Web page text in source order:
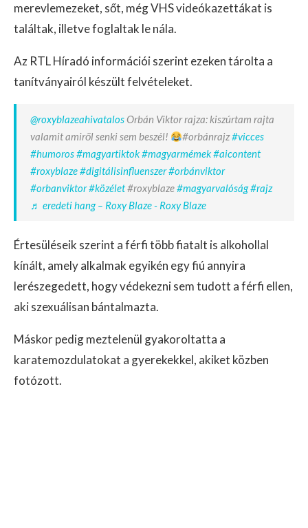
merevlemezeket, sőt, még VHS videókazettákat is
találtak, illetve foglaltak le nála.
Az RTL Híradó információi szerint ezeken tárolta a
tanítványairól készült felvételeket.
@roxyblazeahivatalosOrbán Viktor rajza: kiszúrtam rajta
valamit amiről senki sem beszél!
#orbánrajz#vicces
#humoros#magyartiktok#magyarmémek#aicontent
#roxyblaze#digitálisinfluenszer#orbánviktor
#orbanviktor#közélet#roxyblaze#magyarvalóság#rajz
♬ eredeti hang – Roxy Blaze - Roxy Blaze
Értesüléseik szerint a férfi több fiatalt is alkohollal
kínált, amely alkalmak egyikén egy fiú annyira
lerészegedett, hogy védekezni sem tudott a férfi ellen,
aki szexuálisan bántalmazta.
Máskor pedig meztelenül gyakoroltatta a
karatemozdulatokat a gyerekekkel, akiket közben
fotózott.